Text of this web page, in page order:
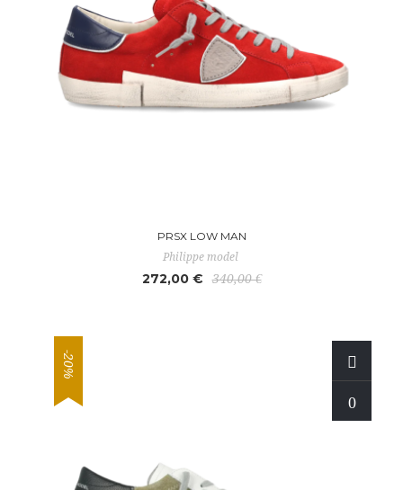
PRSX LOW MAN
Philippe model
272,00 € 340,00 €
-20%